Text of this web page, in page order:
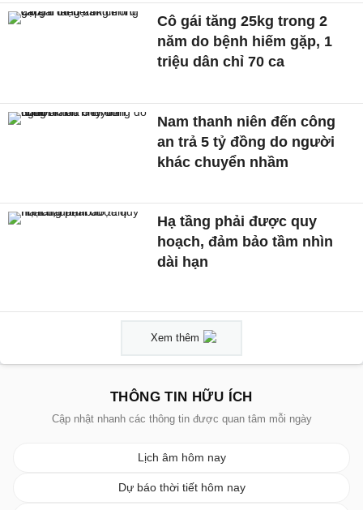
Cô gái tăng 25kg trong 2
năm do bệnh hiếm gặp, 1
triệu dân chỉ 70 ca
Nam thanh niên đến công
an trả 5 tỷ đồng do người
khác chuyển nhầm
Hạ tầng phải được quy
hoạch, đảm bảo tầm nhìn
dài hạn
Xem thêm
THÔNG TIN HỮU ÍCH
Cập nhật nhanh các thông tin được quan tâm mỗi ngày
Lịch âm hôm nay
Dự báo thời tiết hôm nay